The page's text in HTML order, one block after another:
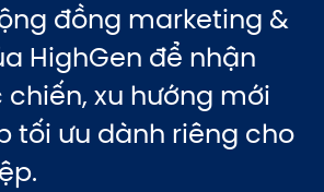
đồng marketing &
HighGen để nhận
xu hướng mới
tối ưu dành riêng cho